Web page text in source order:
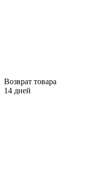
Возврат товара
14 дней